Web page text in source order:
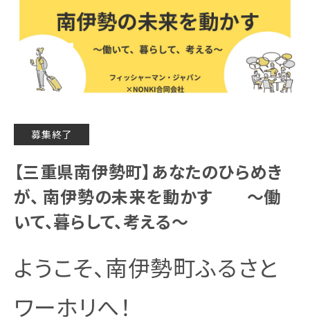
募集終了
【三重県南伊勢町】あなたのひらめき
が、 南伊勢の未来を動かす ～働
いて、暮らして、考える～
ようこそ、南伊勢町ふるさと
ワーホリへ！